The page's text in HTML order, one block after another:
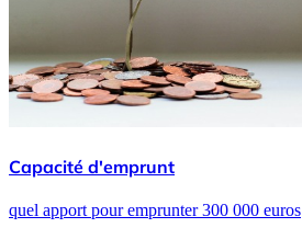
Capacité d'emprunt
quel apport pour emprunter 300 000 euros